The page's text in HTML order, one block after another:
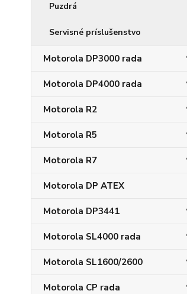
Puzdrá
Servisné príslušenstvo
Motorola DP3000 rada
Motorola DP4000 rada
Motorola R2
Motorola R5
Motorola R7
Motorola DP ATEX
Motorola DP3441
Motorola SL4000 rada
Motorola SL1600/2600
Motorola CP rada